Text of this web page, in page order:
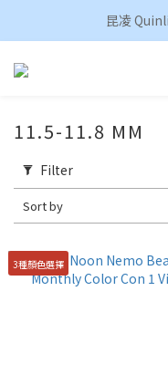
香港地區買滿
昆凌
香港地區買滿
11.5-11.8 MM
Filter
Sort by
3種顏色選擇